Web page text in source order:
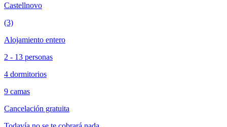
Castellnovo
(3)
Alojamiento entero
2 - 13 personas
4 dormitorios
9 camas
Cancelación gratuita